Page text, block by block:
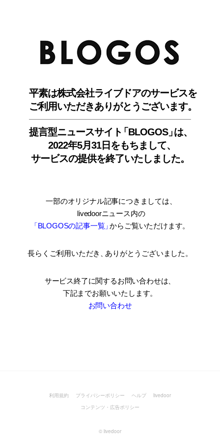
平素は株式会社ライブドアのサービスを
ご利用いただきありがとうございます。
提言型ニュースサイ ト「BLOGOS」は、
2022年5月31日をもちまして、
サービスの提供を終了いたしました。
一部のオリジナル記事につきましては
livedoorニュース内の
「BLOGOSの記事一覧」からご覧いただけます。
長らくご利用いただき ありがとうございました。
サービス終了に関するお問い合わせは、
下記までお願いいたします。
お問い合わせ
利用規約 プライバシーポリシー ヘルプ
livedoor
コンテンツ・広告ポリシー
© livedoor